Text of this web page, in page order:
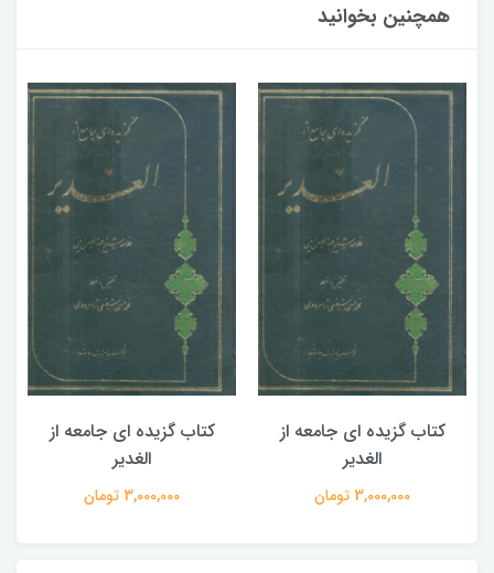
همچنین بخوانید
کتاب گزیده ای جامعه از
الغدیر
3,000,000 تومان
کتاب گزیده ای جامعه از
الغدیر
3,000,000 تومان